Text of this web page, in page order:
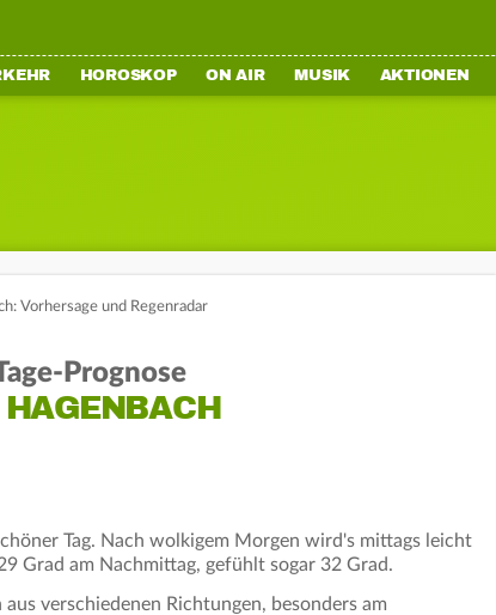
HOROSKOP ON AIR MUSIK AKTIONEN
Vorhersage und Regenradar
Prognose
Tag. Nach wolkigem Morgen wird's mittags leicht
Grad am Nachmittag, gefühlt sogar 32 Grad.
verschiedenen Richtungen, besonders am